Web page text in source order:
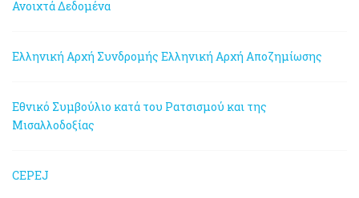
Ανοιχτά Δεδομένα
Ελληνική Αρχή Συνδρομής Ελληνική Αρχή Αποζημίωσης
Εθνικό Συμβούλιο κατά του Ρατσισμού και της
Μισαλλοδοξίας
CEPEJ